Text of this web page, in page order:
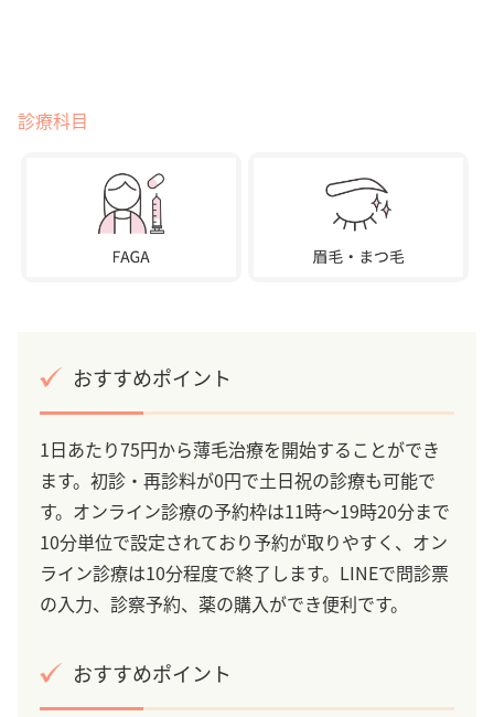
診療科目
おすすめポイント
1日あたり75円から薄毛治療を開始することができ
ます。初診・再診料が0円で土日祝の診療も可能で
す。オンライン診療の予約枠は11時～19時20分まで
10分単位で設定されており予約が取りやすく、オン
ライン診療は10分程度で終了します。LINEで問診票
の入力、診察予約、薬の購入ができ便利です。
おすすめポイント